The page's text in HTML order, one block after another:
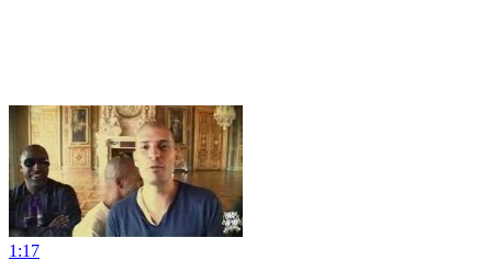
1:17